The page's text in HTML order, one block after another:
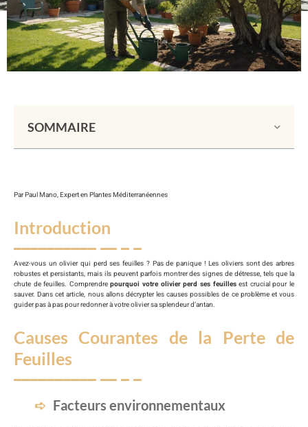
SOMMAIRE
Par Paul Mano, Expert en Plantes Méditerranéennes
Introduction
Avez-vous un olivier qui perd ses feuilles ? Pas de panique ! Les oliviers sont des arbres
robustes et persistants, mais ils peuvent parfois montrer des signes de détresse, tels que la
chute de feuilles. Comprendrepourquoi votre olivier perd ses feuillesest crucial pour le
sauver. Dans cet article, nous allons décrypter les causes possibles de ce problème et vous
guider pas à pas pour redonner à votre olivier sa splendeur d’antan.
Causes Courantes de la Perte de
Feuilles
Facteurs environnementaux